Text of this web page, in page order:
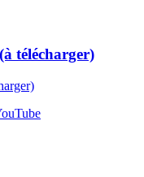
télécharger)